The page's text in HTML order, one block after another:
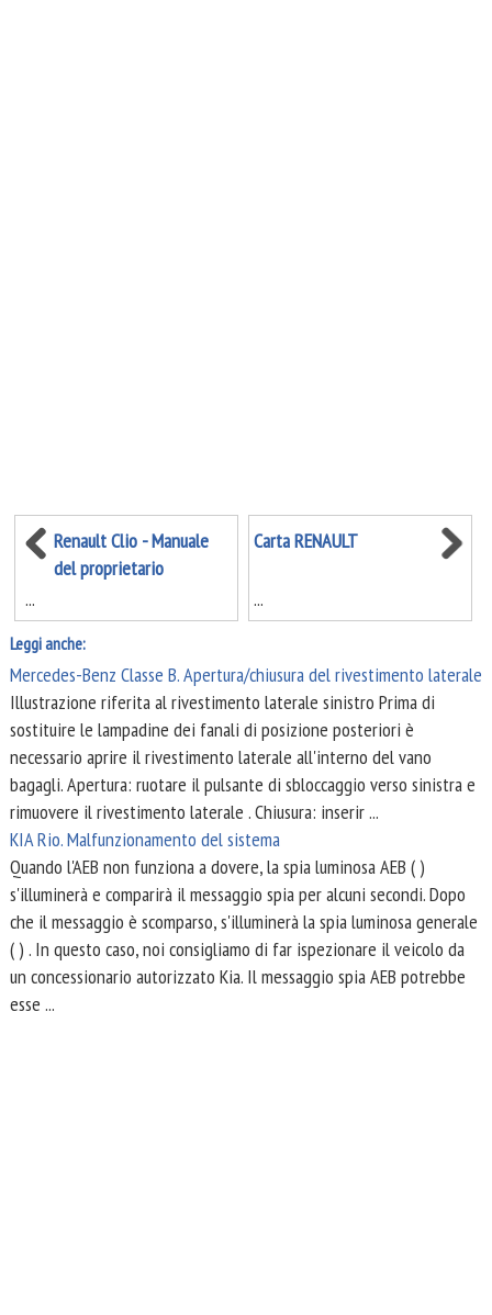
Renault Clio - Manuale
del proprietario
...
Carta RENAULT
...
Leggi anche:
Mercedes-Benz Classe B. Apertura/chiusura del rivestimento laterale
Illustrazione riferita al rivestimento laterale sinistro Prima di
sostituire le lampadine dei fanali di posizione posteriori è
necessario aprire il rivestimento laterale all'interno del vano
bagagli. Apertura: ruotare il pulsante di sbloccaggio verso sinistra e
rimuovere il rivestimento laterale . Chiusura: inserir ...
KIA Rio. Malfunzionamento del sistema
Quando l'AEB non funziona a dovere, la spia luminosa AEB ( )
s'illuminerà e comparirà il messaggio spia per alcuni secondi. Dopo
che il messaggio è scomparso, s'illuminerà la spia luminosa generale
( ) . In questo caso, noi consigliamo di far ispezionare il veicolo da
un concessionario autorizzato Kia. Il messaggio spia AEB potrebbe
esse ...